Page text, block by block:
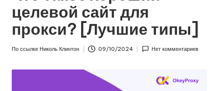
п
р
о
к
прокси,
учебники
настройке
скраппинг
целевой сайт для
прокси? [Лучшие типы]
По ссылке Николь Клинтон 09/10/2024 Нет комментариев